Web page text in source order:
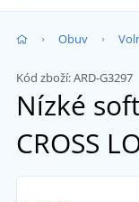
Obuv
Kód zboží:ARD-G3297
Nízké
CROSS